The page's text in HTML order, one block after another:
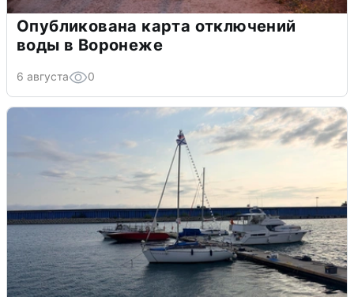
Опубликована карта отключений
воды в Воронеже
6 августа 0